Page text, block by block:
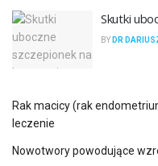
Skutki
BY DR
Rak macicy (rak
leczenie
Nowotwory powodujące